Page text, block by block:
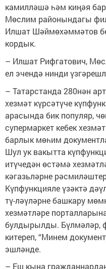
камилләшә һәм киңәя
Мөслим районындагы
Илшат Шәймөхәммәтов
кордык.
– Илшат Рифгатович,
ел эчендә нинди
– Татарстанда 280нән
хезмәт күрсәтүче
арасында бик популяр,
супермаркет кебек
барлык мөһим
Шул ук вакытта
итүчедән өстәмә
кәгазьләрне
Күпфункцияле үзәктә
тү-ләүләрне башкару
хезмәтләре
булдырылды. Бүлмәләр,
китереп, “Минем
эшләнде.
– Еш кына